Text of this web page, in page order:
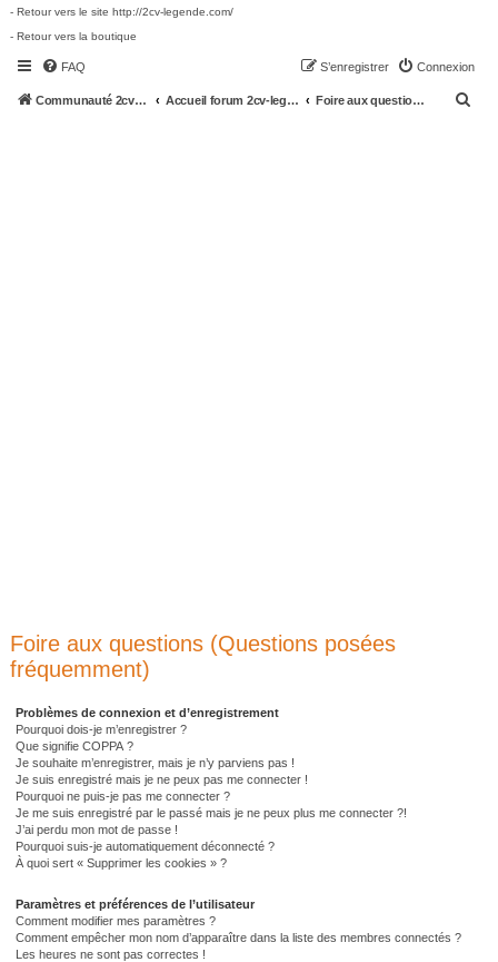
- Retour vers le site http://2cv-legende.com/
- Retour vers la boutique
FAQ Connexion
S’enregistrer
Communauté 2cv-legende.com Accueil forum 2cv-legende.com Foire aux questions (Questions posées fréquemment)
Foire aux questions (Questions posées
fréquemment)
Problèmes de connexion et d’enregistrement
Pourquoi dois-je m’enregistrer ?
Que signifie COPPA ?
Je souhaite m’enregistrer, mais je n’y parviens pas !
Je suis enregistré mais je ne peux pas me connecter !
Pourquoi ne puis-je pas me connecter ?
Je me suis enregistré par le passé mais je ne peux plus me connecter ?!
J’ai perdu mon mot de passe !
Pourquoi suis-je automatiquement déconnecté ?
À quoi sert « Supprimer les cookies » ?
Paramètres et préférences de l’utilisateur
Comment modifier mes paramètres ?
Comment empêcher mon nom d’apparaître dans la liste des membres connectés ?
Les heures ne sont pas correctes !